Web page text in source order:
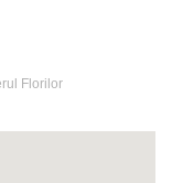
Florilor